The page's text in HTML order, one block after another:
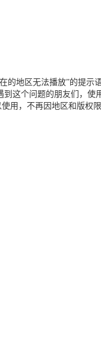
地区无法播放”的提示
这个问题的朋友们，
用，不再因地区和版权限